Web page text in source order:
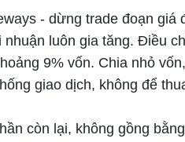
- dừng trade đoạn
luôn gia tăng. Điều
9% vốn. Chia nhỏ
giao dịch, không để
còn lại, không gồng